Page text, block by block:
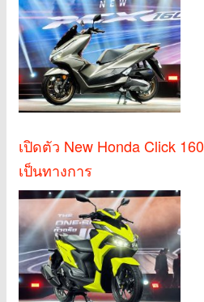
เปิดตัว New Honda Click
เป็นทางการ